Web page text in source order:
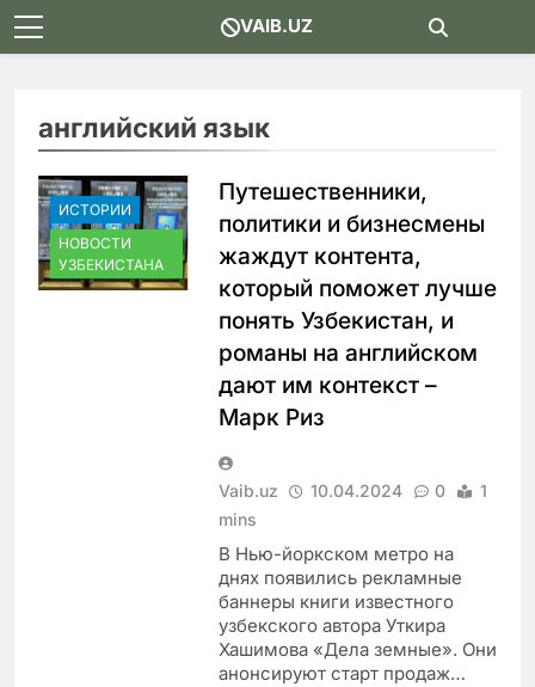
Skip
to
VAIB.UZ
английский язык
ИСТОРИИ
НОВОСТИ
УЗБЕКИСТАНА
Путешественники,
политики и бизнесмены
жаждут контента,
который поможет лучше
понять Узбекистан, и
романы на английском
дают им контекст –
Марк Риз
Vaib.uz 10.04.2024 0
1
mins
В Нью-йоркском метро на
днях появились рекламные
баннеры книги известного
узбекского автора Уткира
Хашимова «Дела земные». Они
анонсируют старт продаж…